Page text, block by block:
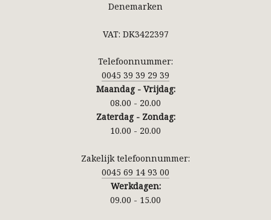
Denemarken
VAT: DK3422397
Telefoonnummer:
0045 39 39 29 39
Maandag - Vrijdag:
08.00 - 20.00
Zaterdag - Zondag:
10.00 - 20.00
Zakelijk telefoonnummer:
0045 69 14 93 00
Werkdagen:
09.00 - 15.00